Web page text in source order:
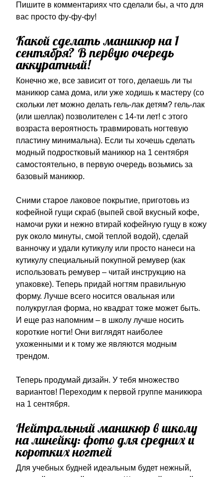
Пишите в комментариях что сделали бы, а что для
вас просто фу-фу-фу!
Какой сделать маникюр на 1
сентября? В первую очередь
аккуратный!
Конечно же, все зависит от того, делаешь ли ты
маникюр сама дома, или уже ходишь к мастеру (со
скольки лет можно делать гель-лак детям? гель-лак
(или шеллак) позволителен с 14-ти лет! с этого
возраста вероятность травмировать ногтевую
пластину минимальна). Если ты хочешь сделать
модный подростковый маникюр на 1 сентября
самостоятельно, в первую очередь возьмись за
базовый маникюр.
Сними старое лаковое покрытие, приготовь из
кофейной гущи скраб (выпей свой вкусный кофе,
намочи руки и нежно втирай кофейную гущу в кожу
рук около минуты, смой теплой водой), сделай
ванночку и удали кутикулу или просто нанеси на
кутикулу специальный покупной ремувер (как
использовать ремувер – читай инструкцию на
упаковке). Теперь придай ногтям правильную
форму. Лучше всего носится овальная или
полукруглая форма, но квадрат тоже может быть.
И еще раз напомним – в школу лучше носить
короткие ногти! Они виглядят наиболее
ухоженными и к тому же являются модным
трендом.
Теперь продумай дизайн. У тебя множество
вариантов! Переходим к первой группе маникюра
на 1 сентября.
Нейтральный маникюр в школу
на линейку: фото для средних и
коротких ногтей
Для учебных будней идеальным будет нежный,